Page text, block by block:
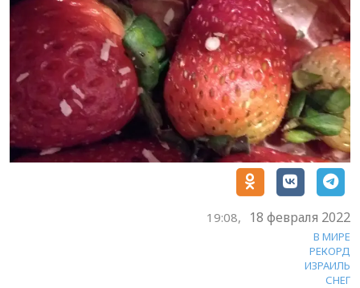
19:08, 18 февраля 2022
В МИРЕ
РЕКОРД
ИЗРАИЛЬ
СНЕГ